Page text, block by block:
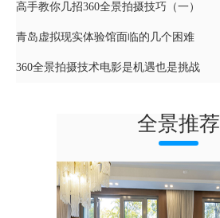
高手教你几招360全景拍摄技巧（一）
青岛虚拟现实体验馆面临的几个困难
360全景拍摄技术电影是机遇也是挑战
全景推荐